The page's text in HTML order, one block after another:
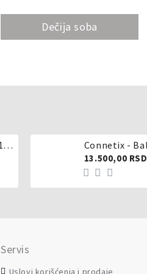
Dečija soba
Connetix - Creative pack 102 dela
13.500,00 RSD
Servis
Uslovi korišćenja i prodaje